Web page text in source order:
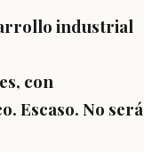
industrial
con
Escaso. No será